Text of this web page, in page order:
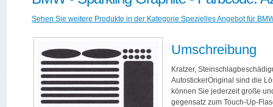
Sehen Sie weitere Produkte in der Kategorie Spezielles Angebot für
Umschreibung
Kratzer,
AutostickerOriginal sind die
können Sie jederzeit große
gegensatz zum Touch-Up-